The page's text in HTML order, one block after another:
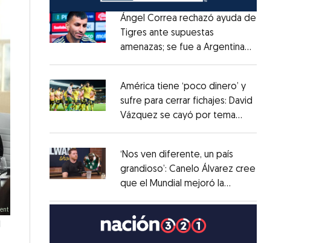
Opens in new window
Ángel Correa rechazó ayuda de
Tigres ante supuestas
amenazas; se fue a Argentina
Opens in new window
América tiene ‘poco dinero’ y
sufre para cerrar fichajes: David
Vázquez se cayó por tema
Opens in new window
‘Nos ven diferente, un país
grandioso’: Canelo Álvarez cree
que el Mundial mejoró la